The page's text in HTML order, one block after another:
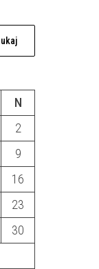
N
2
9
16
23
30